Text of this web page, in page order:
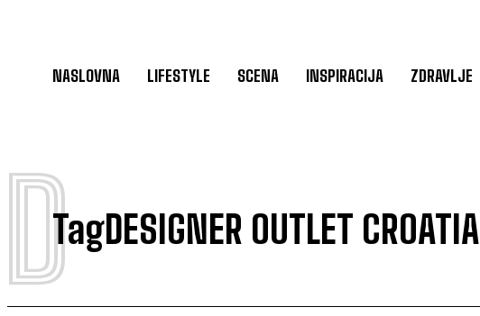
NASLOVNA LIFESTYLE SCENA INSPIRACIJA ZDRAVLJE
TagDESIGNER OUTLET CROATIA
D